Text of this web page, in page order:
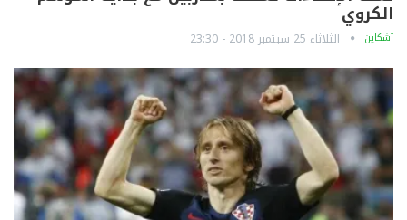
الكروي
آشكاين الثلاثاء 25 سبتمبر 2018 - 23:30